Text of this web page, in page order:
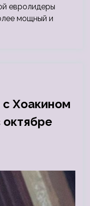
евролидеры
мощный и
Хоакином